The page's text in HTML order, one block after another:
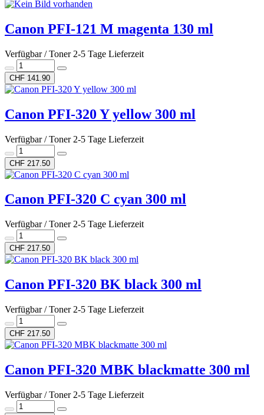
Canon PFI-121 M magenta 130 ml
Verfügbar / Toner 2-5 Tage Lieferzeit
CHF 141.90
Canon PFI-320 Y yellow 300 ml
Verfügbar / Toner 2-5 Tage Lieferzeit
CHF 217.50
Canon PFI-320 C cyan 300 ml
Verfügbar / Toner 2-5 Tage Lieferzeit
CHF 217.50
Canon PFI-320 BK black 300 ml
Verfügbar / Toner 2-5 Tage Lieferzeit
CHF 217.50
Canon PFI-320 MBK blackmatte 300 ml
Verfügbar / Toner 2-5 Tage Lieferzeit